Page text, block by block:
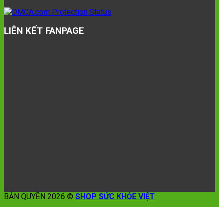
LIÊN KẾT FANPAGE
BẢN QUYỀN 2026 © SHOP SỨC KHỎE VIỆT